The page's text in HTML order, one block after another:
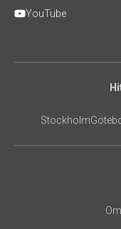
YouTube
Stockholm